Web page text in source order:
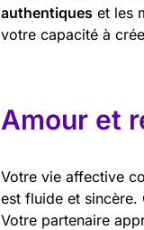
authentiques et les
votre capacité à
Amour et
Votre vie affective
est fluide et sincère.
Votre partenaire